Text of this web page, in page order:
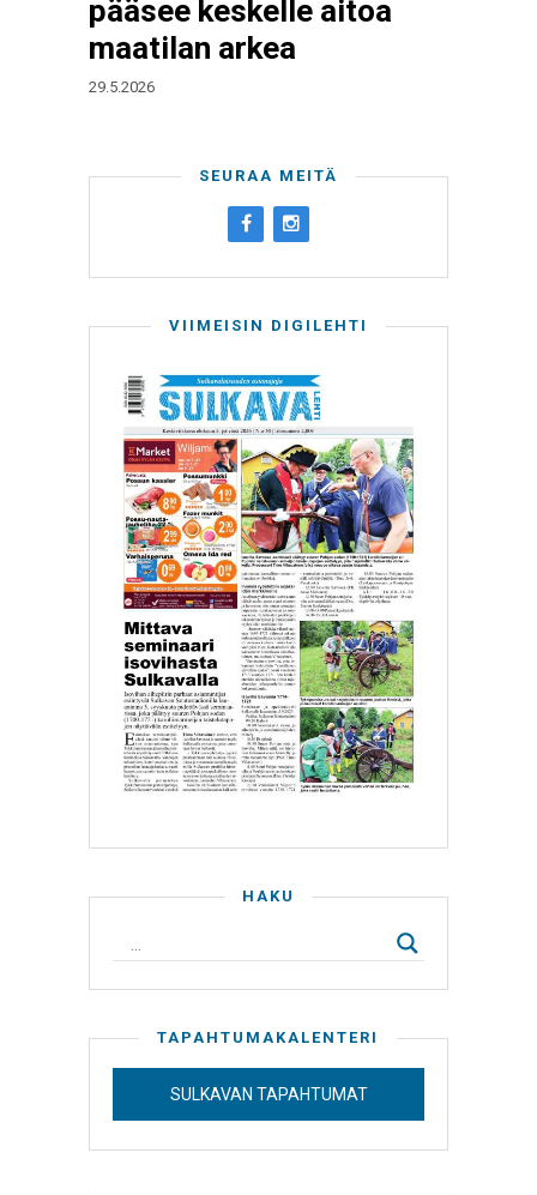
pääsee keskelle aitoa
maatilan arkea
29.5.2026
SEURAA MEITÄ
VIIMEISIN DIGILEHTI
HAKU
TAPAHTUMAKALENTERI
SULKAVAN TAPAHTUMAT